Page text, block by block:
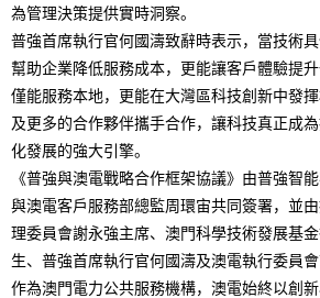
為管理決策提供實時洞察。
普強首席執行官何國濤致辭時表示，當技術
幫助企業降低服務成本，更能讓客戶體驗提
僅能服務本地，更能在大灣區科技創新中發
及更多的合作夥伴攜手合作，讓科技真正成
化發展的強大引擎。
《普強與澳電戰略合作框架協議》由普強智
與澳電客戶服務部總監周環宙共同簽署，並
理委員會謝永強主席、澳門科學技術發展基
生、普強首席執行官何國濤及澳電執行委員會
作為澳門電力公共服務機構，澳電始終以創